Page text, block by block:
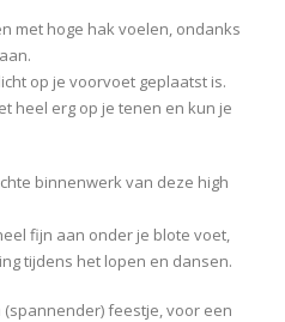
met hoge hak voelen, ondanks
op je voorvoet geplaatst is.
heel erg op je tenen en kun je
binnenwerk van deze high
fijn aan onder je blote voet,
tijdens het lopen en dansen.
feestje, voor een